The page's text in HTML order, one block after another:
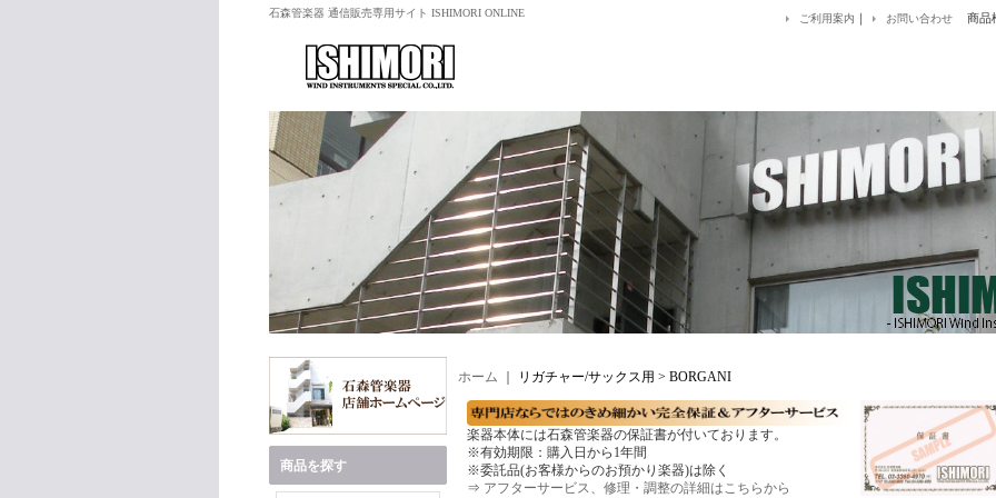
石森管楽器 通信販売専用サイト ISHIMORI ONLINE ご利用案内 ｜ お問い合わせ 商品
商品を探す
ホーム リガチャー/サックス用 > BORGANI
楽器本体には石森管楽器の保証書が付いております。
※有効期限：購入日から1年間
※委託品(お客様からのお預かり楽器)は除く
⇒ アフターサービス、修理・調整の詳細はこちらから